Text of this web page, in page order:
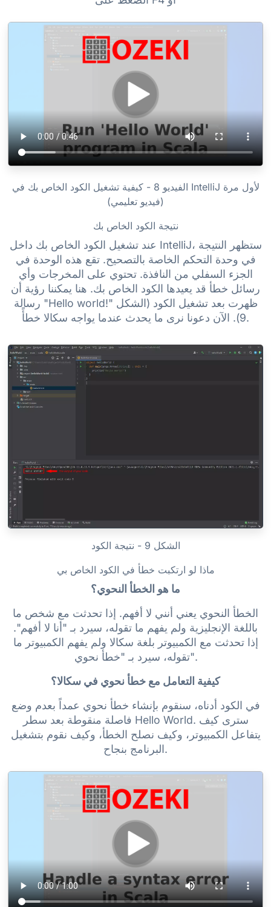
الفيديو 8 - كيفية تشغيل الكود الخاص بك في IntelliJ لأول مرة
(فيديو تعليمي)
نتيجة الكود الخاص بك
عند تشغيل الكود الخاص بك داخل IntelliJ، ستظهر النتيجة
في وحدة التحكم الخاصة بالتصحيح. تقع هذه الوحدة في
الجزء السفلي من النافذة. تحتوي على المخرجات وأي
رسائل خطأ قد يعيدها الكود الخاص بك. هنا يمكننا رؤية أن
رسالة "Hello world!" ظهرت بعد تشغيل الكود (الشكل
9). الآن دعونا نرى ما يحدث عندما يواجه سكالا خطأً.
الشكل 9 - نتيجة الكود
ماذا لو ارتكبت خطأ في الكود الخاص بي
ما هو الخطأ النحوي؟
الخطأ النحوي يعني أنني لا أفهم. إذا تحدثت مع شخص ما
باللغة الإنجليزية ولم يفهم ما تقوله، سيرد بـ "أنا لا أفهم".
إذا تحدثت مع الكمبيوتر بلغة سكالا ولم يفهم الكمبيوتر ما
تقوله، سيرد بـ "خطأ نحوي".
كيفية التعامل مع خطأ نحوي في سكالا؟
في الكود أدناه، سنقوم بإنشاء خطأ نحوي عمداً بعدم وضع
فاصلة منقوطة بعد سطر Hello World. سترى كيف
يتفاعل الكمبيوتر، وكيف نصلح الخطأ، وكيف نقوم بتشغيل
البرنامج بنجاح.